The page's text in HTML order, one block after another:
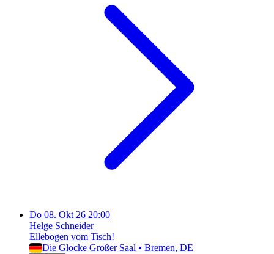
Do 08. Okt 26 20:00
Helge Schneider
Ellebogen vom Tisch!
Die Glocke Großer Saal • Bremen, DE